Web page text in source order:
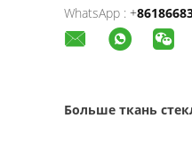
WhatsApp : +
Больше ткань